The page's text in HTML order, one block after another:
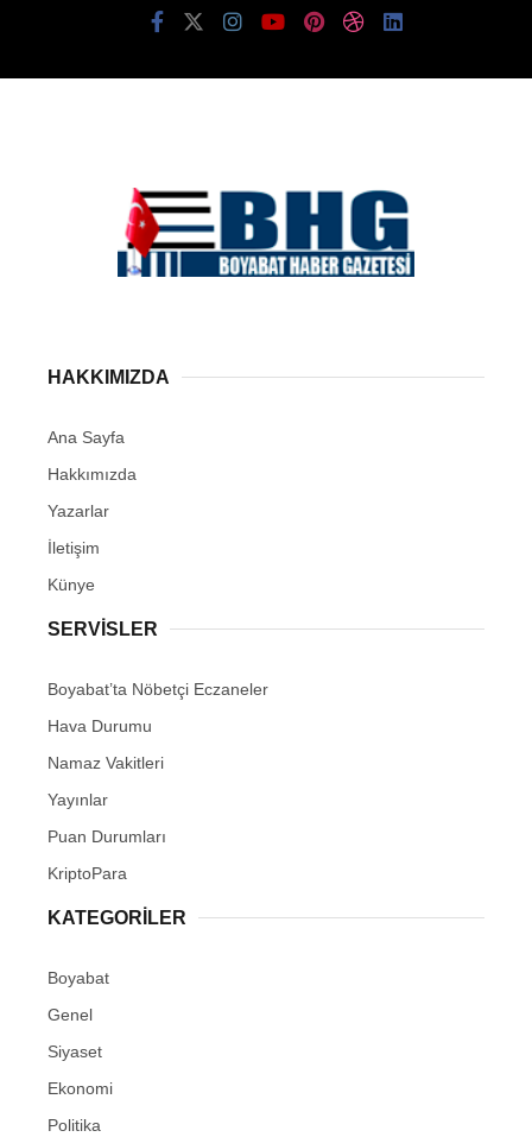
HAKKIMIZDA
Ana Sayfa
Hakkımızda
Yazarlar
İletişim
Künye
SERVISLER
Boyabat’ta Nöbetçi Eczaneler
Hava Durumu
Namaz Vakitleri
Yayınlar
Puan Durumları
KriptoPara
KATEGORILER
Boyabat
Genel
Siyaset
Ekonomi
Politika